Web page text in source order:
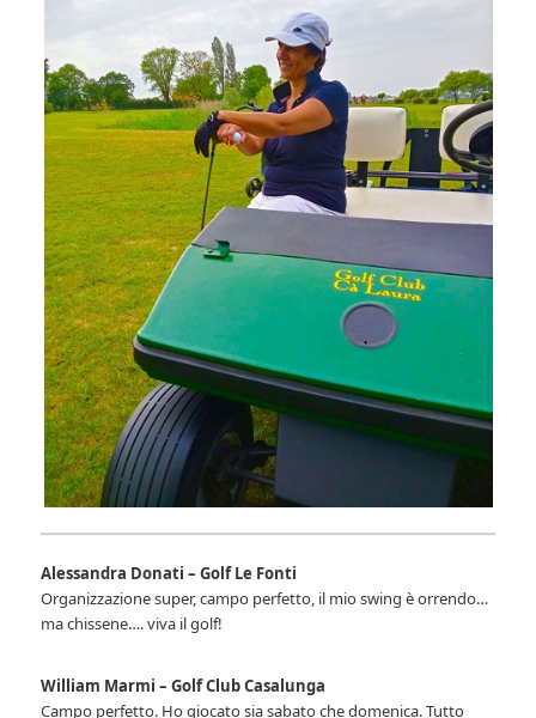
Alessandra Donati – Golf Le Fonti
Organizzazione super, campo perfetto, il mio swing è orrendo…
ma chissene…. viva il golf!
William Marmi – Golf Club Casalunga
Campo perfetto. Ho giocato sia sabato che domenica. Tutto